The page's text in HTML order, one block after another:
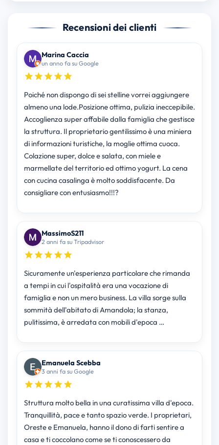
Recensioni dei clienti
Marina Caccia
un anno fa su Google
Poiché non dispongo di sei stelline vorrei aggiungere
almeno una lode.Posizione ottima, pulizia ineccepibile.
Accoglienza super affabile dalla famiglia che gestisce
la struttura. Il proprietario gentilissimo è una miniera
di informazioni turistiche, la moglie ottima cuoca.
Colazione super, dolce e salata, con miele e
marmellate del territorio ed ottimo yogurt. La cena
con cucina casalinga è molto soddisfacente. Da
consigliare con entusiasmo!!!?
MassimoS211
2 anni fa su Tripadvisor
Sicuramente un'esperienza particolare che rimanda
a tempi in cui l'ospitalità era una vocazione di
famiglia e non un mero business. La villa sorge sulla
sommità dell'abitato di Amandola; la stanza,
pulitissima, è arredata con mobili d'epoca …
Emanuela Scebba
3 anni fa su Google
Struttura molto bella in una curatissima villa d'epoca.
Tranquillità, pace e tanto spazio verde. I proprietari,
Oreste e Emanuela, hanno il dono di farti sentire a
casa e ti coccolano come se ti conoscessero da